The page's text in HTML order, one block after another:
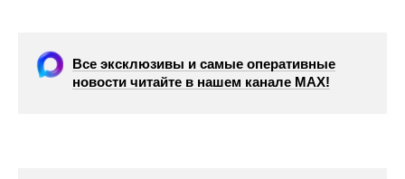
Все эксклюзивы и самые оперативные
новости читайте в нашем канале МАХ!